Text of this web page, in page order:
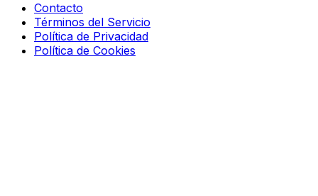
Contacto
Términos del Servicio
Política de Privacidad
Política de Cookies